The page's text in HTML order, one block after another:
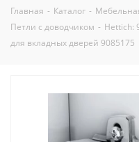
Главная - Каталог -
Петли с доводчиком - Hettich:
для вкладных дверей 9085175